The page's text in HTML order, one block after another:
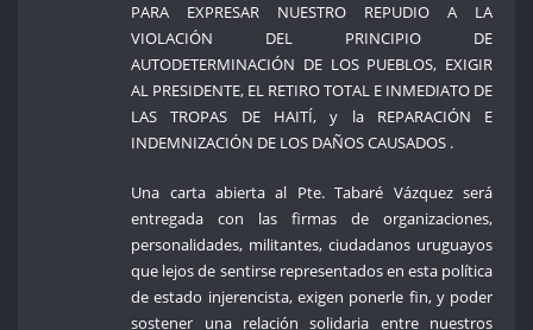
PARA EXPRESAR NUESTRO REPUDIO A LA
VIOLACIÓN DEL PRINCIPIO DE
AUTODETERMINACIÓN DE LOS PUEBLOS, EXIGIR
AL PRESIDENTE, EL RETIRO TOTAL E INMEDIATO DE
LAS TROPAS DE HAITÍ, y la REPARACIÓN E
INDEMNIZACIÓN DE LOS DAÑOS CAUSADOS .
Una carta abierta al Pte. Tabaré Vázquez será
entregada con las firmas de organizaciones,
personalidades, militantes, ciudadanos uruguayos
que lejos de sentirse representados en esta política
de estado injerencista, exigen ponerle fin, y poder
sostener una relación solidaria entre nuestros